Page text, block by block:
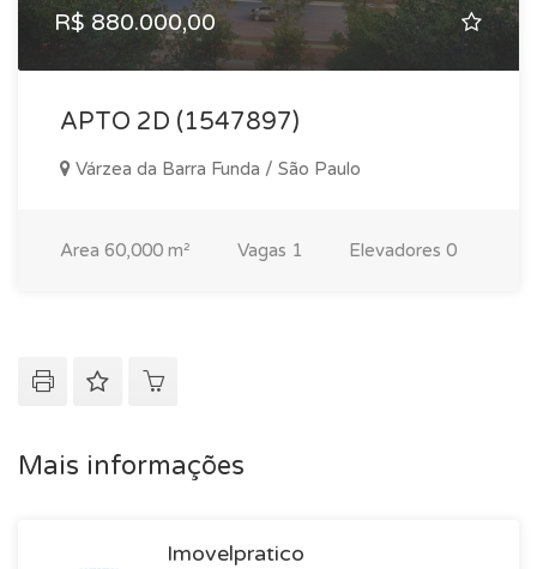
R$ 880.000,00
APTO 2D (1547897)
Várzea da Barra Funda / São Paulo
Area 60,000 m² Vagas 1 Elevadores 0
Mais informações
Imovelpratico